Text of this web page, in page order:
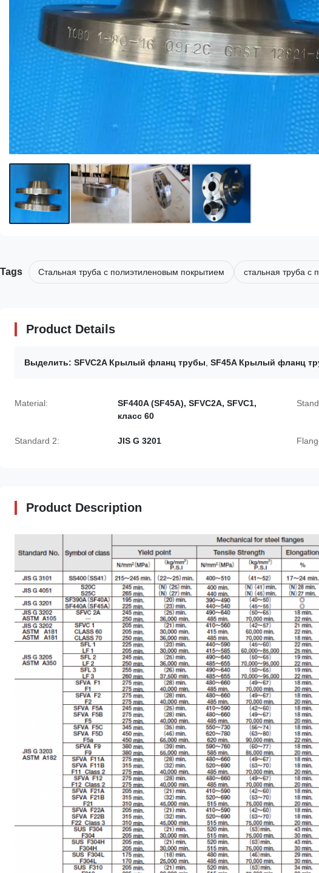
Tags Стальная труба с полиэтиленовым покрытием стальная труба с
Product Details
Выделить: SFVC2A Крылый фланц трубы SF45A Крылый фланц
Material:
SF440A (SF45A), SFVC2A, SFVC1,
класс 60
Standard 2: JIS G 3201
Product Description